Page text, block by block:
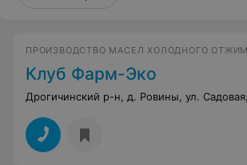
Клуб Фарм-Эко
Дрогичинский р-н, д. Ровины, ул.